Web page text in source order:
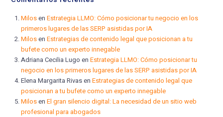
MilosenEstrategia LLMO: Cómo posicionar tu negocio en los
primeros lugares de las SERP asistidas por IA
MilosenEstrategias de contenido legal que posicionan a tu
bufete como un experto innegable
Adriana Cecilia Lugo enEstrategia LLMO: Cómo posicionar tu
negocio en los primeros lugares de las SERP asistidas por IA
Elena Margarita RivasenEstrategias de contenido legal que
posicionan a tu bufete como un experto innegable
MilosenEl gran silencio digital: La necesidad de un sitio web
profesional para abogados